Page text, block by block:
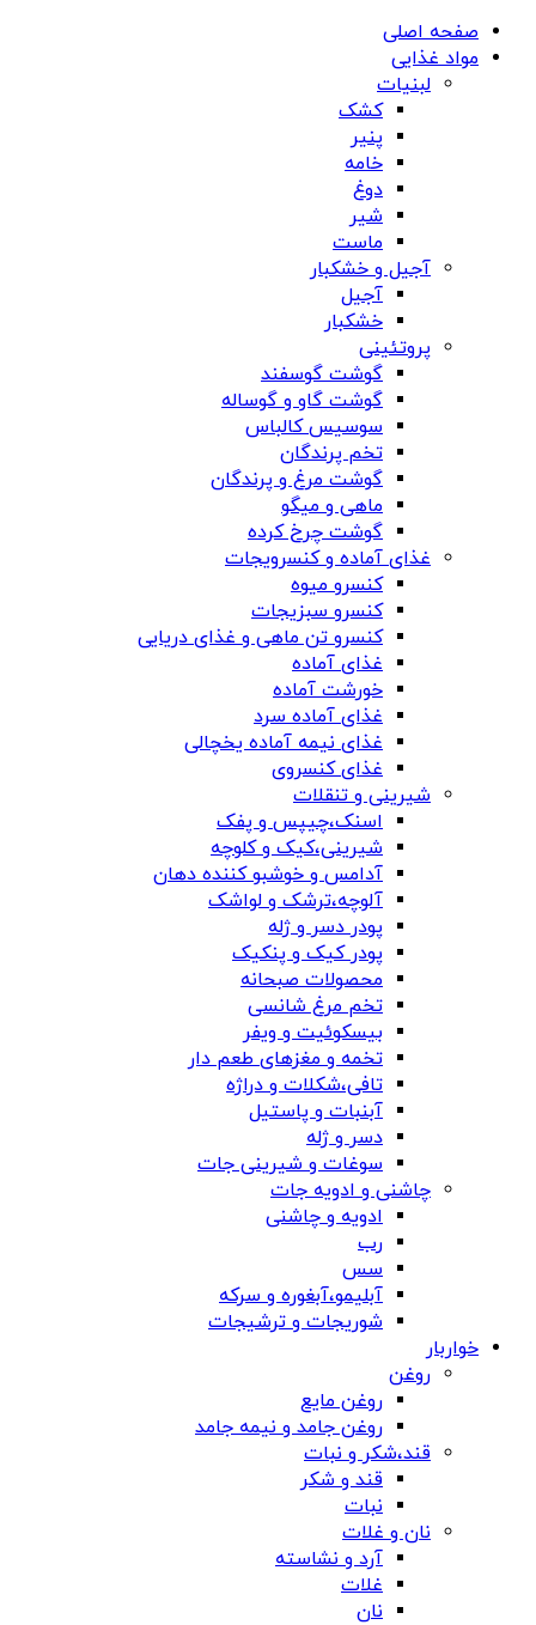
صفحه اصلی
مواد غذایی
لبنیات
کشک
پنیر
خامه
دوغ
شیر
ماست
آجیل و خشکبار
آجیل
خشکبار
پروتئینی
گوشت گوسفند
گوشت گاو و گوساله
سوسیس کالباس
تخم پرندگان
گوشت مرغ و پرندگان
ماهی و میگو
گوشت چرخ کرده
غذای آماده و کنسرویجات
کنسرو میوه
کنسرو سبزیجات
کنسرو تن ماهی و غذای دریایی
غذای آماده
خورشت آماده
غذای آماده سرد
غذای نیمه آماده یخچالی
غذای کنسروی
شیرینی و تنقلات
اسنک،چیپس و پفک
شیرینی،کیک و کلوچه
آدامس و خوشبو کننده دهان
آلوچه،ترشک و لواشک
پودر دسر و ژله
پودر کیک و پنکیک
محصولات صبحانه
تخم مرغ شانسی
بیسکوئیت و ویفر
تخمه و مغزهای طعم دار
تافی،شکلات و دراژه
آبنبات و پاستیل
دسر و ژله
سوغات و شیرینی جات
چاشنی و ادویه جات
ادویه و چاشنی
رب
سس
آبلیمو،آبغوره و سرکه
شوریجات و ترشیجات
خواربار
روغن
روغن مایع
روغن جامد و نیمه جامد
قند،شکر و نبات
قند و شکر
نبات
نان و غلات
آرد و نشاسته
غلات
نان